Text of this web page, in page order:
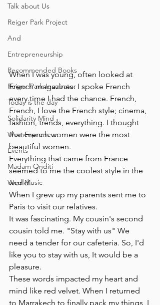
Talk about Us
Reiger Park Project
And
Entrepreneurship
Recommended Books
Reiger Park Incubator
Today is the day
Solidarity Mind
Womenpreneur
Events
Madam Onditi
Wed Music
When I was young, often looked at
French magazines. I spoke French
every time I had the chance. French,
French, I love the French style; cinema,
fashion, trends, everything. I thought
that French women were the most
beautiful women.
Everything that came from France
seemed to me the coolest style in the
world.
When I grew up my parents sent me to
Paris to visit our relatives.
It was fascinating. My cousin's second
cousin told me. "Stay with us" We
need a tender for our cafeteria. So, I'd
like you to stay with us, It would be a
pleasure.
These words impacted my heart and
mind like red velvet. When I returned
to Marrakech to finally pack my things, I